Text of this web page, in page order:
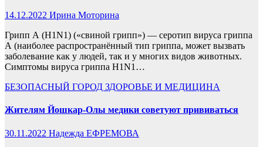
14.12.2022 Ирина Моторина
Грипп А (H1N1) («свиной грипп») — серотип вируса гриппа
А (наиболее распространённый тип гриппа, может вызвать
заболевание как у людей, так и у многих видов животных.
Симптомы вируса гриппа H1N1…
БЕЗОПАСНЫЙ ГОРОД ЗДОРОВЬЕ И МЕДИЦИНА
Жителям Йошкар-Олы медики советуют прививаться
30.11.2022 Надежда ЕФРЕМОВА